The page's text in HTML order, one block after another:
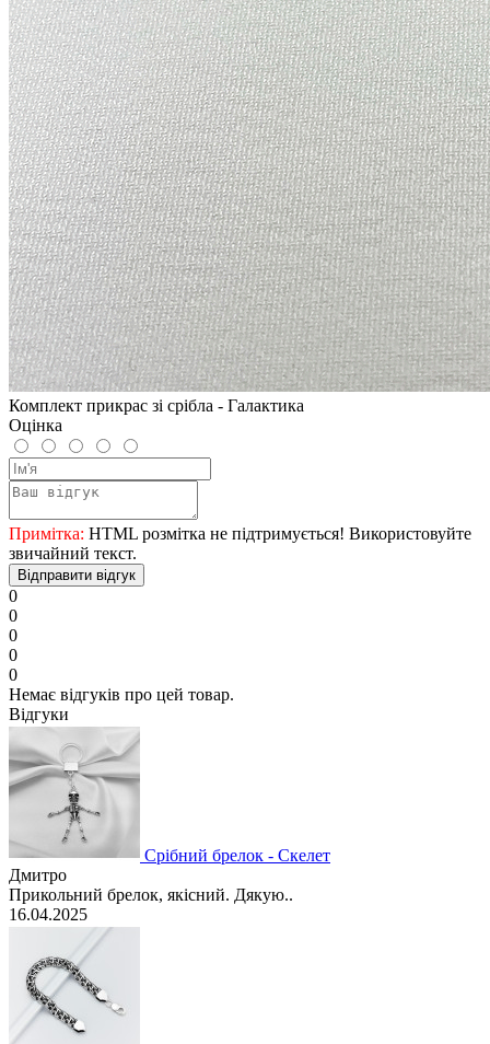
Комплект прикрас зі срібла - Галактика
Оцінка
Примітка: HTML розмітка не підтримується! Використовуйте
звичайний текст.
Відправити відгук
0
0
0
0
0
Немає відгуків про цей товар.
Відгуки
Срібний брелок - Скелет
Дмитро
Прикольний брелок, якісний. Дякую..
16.04.2025